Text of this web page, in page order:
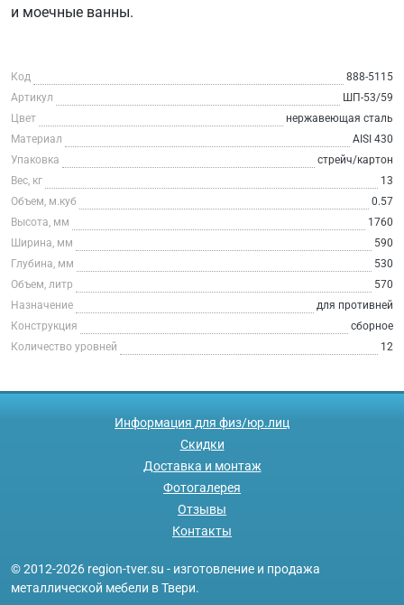
и моечные ванны.
Код
888-5115
Артикул
ШП-53/59
Цвет
нержавеющая сталь
Материал
AISI 430
Упаковка
стрейч/картон
Вес, кг
13
Объем, м.куб
0.57
Высота, мм
1760
Ширина, мм
590
Глубина, мм
530
Объем, литр
570
Назначение
для противней
Конструкция
сборное
Количество уровней
12
Информация для физ/юр.лиц
Скидки
Доставка и монтаж
Фотогалерея
Отзывы
Контакты
© 2012-2026 region-tver.su - изготовление и продажа
металлической мебели в Твери.